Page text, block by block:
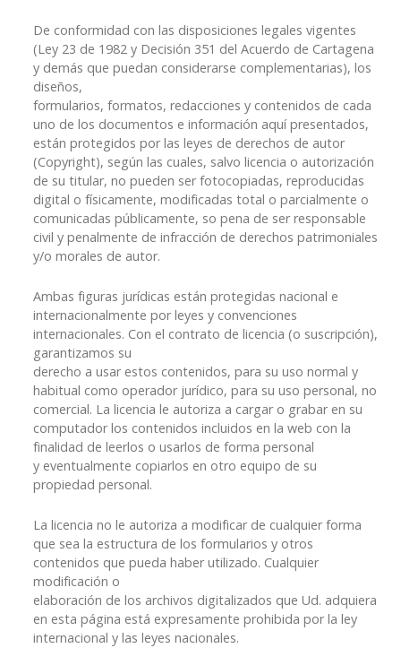
De conformidad con las disposiciones legales vigentes
(Ley 23 de 1982 y Decisión 351 del Acuerdo de Cartagena
y demás que puedan considerarse complementarias), los
diseños,
formularios, formatos, redacciones y contenidos de cada
uno de los documentos e información aquí presentados,
están protegidos por las leyes de derechos de autor
(Copyright), según las cuales, salvo licencia o autorización
de su titular, no pueden ser fotocopiadas, reproducidas
digital o físicamente, modificadas total o parcialmente o
comunicadas públicamente, so pena de ser responsable
civil y penalmente de infracción de derechos patrimoniales
y/o morales de autor.
Ambas figuras jurídicas están protegidas nacional e
internacionalmente por leyes y convenciones
internacionales. Con el contrato de licencia (o suscripción),
garantizamos su
derecho a usar estos contenidos, para su uso normal y
habitual como operador jurídico, para su uso personal, no
comercial. La licencia le autoriza a cargar o grabar en su
computador los contenidos incluidos en la web con la
finalidad de leerlos o usarlos de forma personal
y eventualmente copiarlos en otro equipo de su
propiedad personal.
La licencia no le autoriza a modificar de cualquier forma
que sea la estructura de los formularios y otros
contenidos que pueda haber utilizado. Cualquier
modificación o
elaboración de los archivos digitalizados que Ud. adquiera
en esta página está expresamente prohibida por la ley
internacional y las leyes nacionales.